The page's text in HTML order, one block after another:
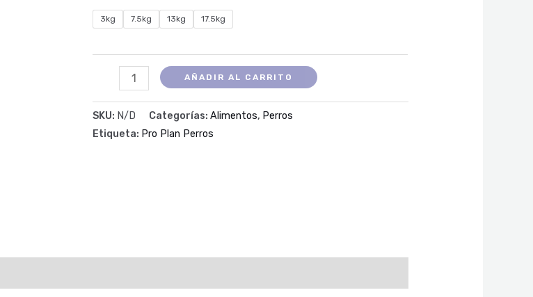
$ 527.000
3kg 7.5kg 13kg 17.5kg
AÑADIR AL CARRITO
SKU: N/D Categorías:Alimentos, Perros
Etiqueta: Pro Plan Perros